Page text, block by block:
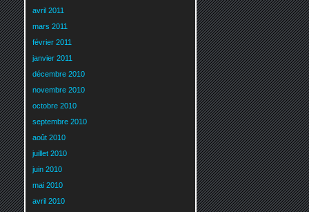
avril 2011
mars 2011
février 2011
janvier 2011
décembre 2010
novembre 2010
octobre 2010
septembre 2010
août 2010
juillet 2010
juin 2010
mai 2010
avril 2010